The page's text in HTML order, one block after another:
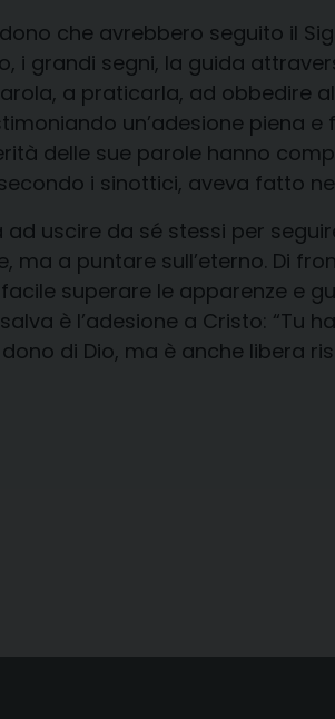
che avrebbero seguito il
i grandi segni, la guida
a praticarla, ad obbedire
un’adesione piena
delle sue parole hanno
i sinottici, aveva fatto
uscire da sé stessi per
a puntare sull’eterno. Di
superare le apparenze e
è l’adesione a Cristo:
di Dio, ma è anche libera